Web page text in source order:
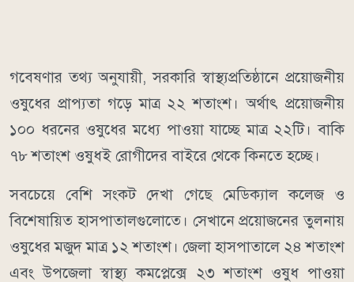
গবেষণার তথ্য অনুযায়ী, সরকারি স্বাস্থ্যপ্রতিষ্ঠানে প্রয়োজনীয়
ওষুধের প্রাপ্যতা গড়ে মাত্র ২২ শতাংশ। অর্থাৎ প্রয়োজনীয়
১০০ ধরনের ওষুধের মধ্যে পাওয়া যাচ্ছে মাত্র ২২টি। বাকি
৭৮ শতাংশ ওষুধই রোগীদের বাইরে থেকে কিনতে হচ্ছে।
সবচেয়ে বেশি সংকট দেখা গেছে মেডিক্যাল কলেজ ও
বিশেষায়িত হাসপাতালগুলোতে। সেখানে প্রয়োজনের তুলনায়
ওষুধের মজুদ মাত্র ১২ শতাংশ। জেলা হাসপাতালে ২৪ শতাংশ
এবং উপজেলা স্বাস্থ্য কমপ্লেক্সে ২৩ শতাংশ ওষুধ পাওয়া